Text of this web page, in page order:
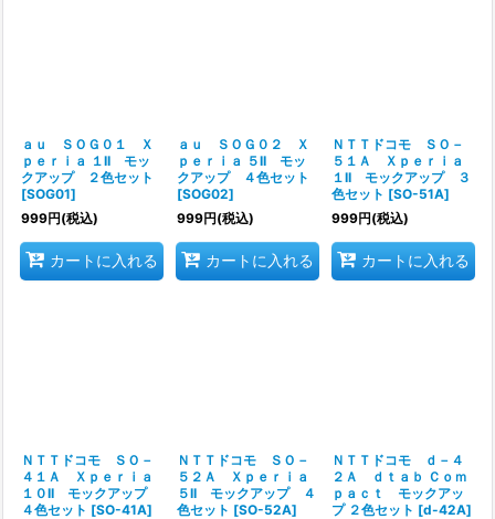
ａｕ ＳＯＧ０１ Ｘ
ｐｅｒｉａ １II モッ
クアップ ２色セット
[SOG01]
999円(税込)
カートに入れる
ａｕ ＳＯＧ０２ Ｘ
ｐｅｒｉａ ５II モッ
クアップ ４色セット
[SOG02]
999円(税込)
カートに入れる
ＮＴＴドコモ ＳＯ－
５１Ａ Ｘｐｅｒｉａ
１II モックアップ ３
色セット [SO-51A]
999円(税込)
カートに入れる
ＮＴＴドコモ ＳＯ－
４１Ａ Ｘｐｅｒｉａ
１０II モックアップ
４色セット [SO-41A]
ＮＴＴドコモ ＳＯ－
５２Ａ Ｘｐｅｒｉａ
５II モックアップ ４
色セット [SO-52A]
ＮＴＴドコモ ｄ－４
２Ａ ｄｔａｂ Ｃｏｍ
ｐａｃｔ モックアッ
プ ２色セット [d-42A]